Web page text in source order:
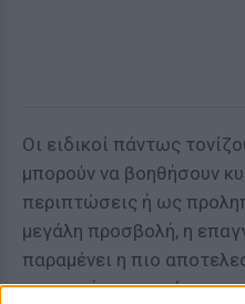
Οι ειδικοί πάντως
μπορούν να βοηθήσουν
περιπτώσεις ή ως
μεγάλη προσβολή, η
παραμένει η πιο
οριστική αντιμετώπιση